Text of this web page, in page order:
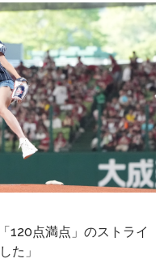
120点満点」のストライ
た」